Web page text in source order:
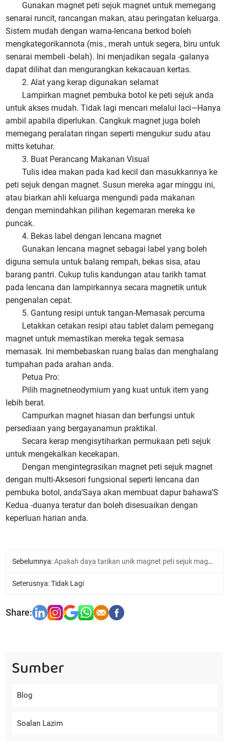
Gunakan magnet peti sejuk magnet untuk memegang
senarai runcit, rancangan makan, atau peringatan keluarga.
Sistem mudah dengan warna-lencana berkod boleh
mengkategorikannota (mis., merah untuk segera, biru untuk
senarai membeli -belah). Ini menjadikan segala -galanya
dapat dilihat dan mengurangkan kekacauan kertas.
2. Alat yang kerap digunakan selamat
Lampirkan magnet pembuka botol ke peti sejuk anda
untuk akses mudah. Tidak lagi mencari melalui laci—Hanya
ambil apabila diperlukan. Cangkuk magnet juga boleh
memegang peralatan ringan seperti mengukur sudu atau
mitts ketuhar.
3. Buat Perancang Makanan Visual
Tulis idea makan pada kad kecil dan masukkannya ke
peti sejuk dengan magnet. Susun mereka agar minggu ini,
atau biarkan ahli keluarga mengundi pada makanan
dengan memindahkan pilihan kegemaran mereka ke
puncak.
4. Bekas label dengan lencana magnet
Gunakan lencana magnet sebagai label yang boleh
diguna semula untuk balang rempah, bekas sisa, atau
barang pantri. Cukup tulis kandungan atau tarikh tamat
pada lencana dan lampirkannya secara magnetik untuk
pengenalan cepat.
5. Gantung resipi untuk tangan-Memasak percuma
Letakkan cetakan resipi atau tablet dalam pemegang
magnet untuk memastikan mereka tegak semasa
memasak. Ini membebaskan ruang balas dan menghalang
tumpahan pada arahan anda.
Petua Pro:
Pilih magnetneodymium yang kuat untuk item yang
lebih berat.
Campurkan magnet hiasan dan berfungsi untuk
persediaan yang bergayanamun praktikal.
Secara kerap mengisytiharkan permukaan peti sejuk
untuk mengekalkan kecekapan.
Dengan mengintegrasikan magnet peti sejuk magnet
dengan multi-Aksesori fungsional seperti lencana dan
pembuka botol, anda’Saya akan membuat dapur bahawa’S
Kedua -duanya teratur dan boleh disesuaikan dengan
keperluan harian anda.
Sebelumnya:Apakah daya tarikan unik magnet peti sejuk magnet yang disesuaikan
Seterusnya: Tidak Lagi
Sumber
Blog
Soalan Lazim